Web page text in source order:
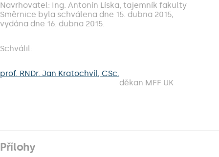
Navrhovatel: Ing. Antonín Líska, tajemník fakulty
Směrnice byla schválena dne 15. dubna 2015,
vydána dne 16. dubna 2015.
Schválil:
prof. RNDr. Jan Kratochvíl, CSc.
děkan MFF UK
Přílohy